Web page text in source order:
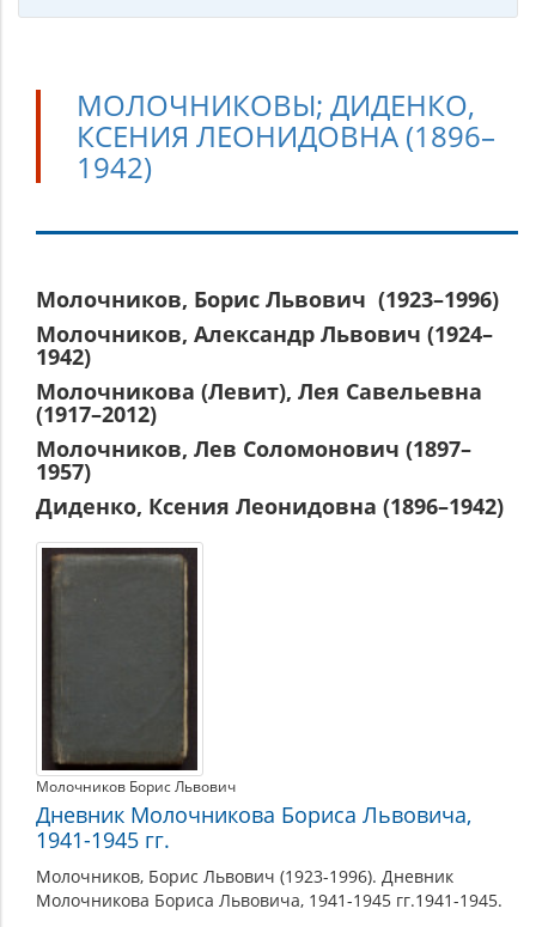
МОЛОЧНИКОВЫ; ДИДЕНКО,
КСЕНИЯ ЛЕОНИДОВНА (1896–
1942)
Молочниковы;
Диденко,
Ксения
Леонидовна
(1896–
1942)
Молочников, Борис Львович (1923–1996)
Молочников, Александр Львович (1924–
1942)
Молочникова (Левит), Лея Савельевна
(1917–2012)
Молочников, Лев Соломонович (1897–
1957)
Диденко, Ксения Леонидовна (1896–1942)
Молочников Борис Львович
Дневник Молочникова Бориса Львовича,
1941-1945 гг.
Молочников, Борис Львович (1923-1996). Дневник
Молочникова Бориса Львовича, 1941-1945 гг.1941-1945.